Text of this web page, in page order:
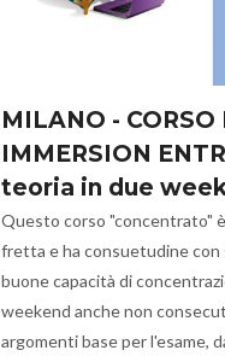
MILANO - CORSO
IMMERSION
teoria in due
Questo corso "concentrato"
fretta e ha consuetudine con
buone capacità di
weekend anche non
argomenti base per l'esame,